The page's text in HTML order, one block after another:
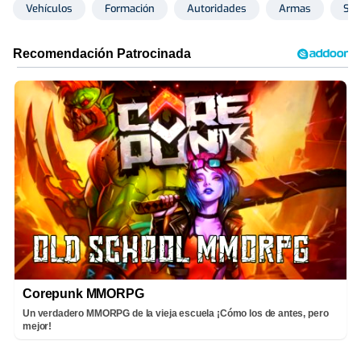
Vehículos Formación Autoridades Armas
Corepunk MMORPG
Un verdadero MMORPG de la vieja escuela ¡Cómo los de antes, pero
mejor!